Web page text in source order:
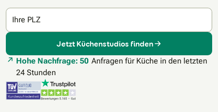
Ihre PLZ
Jetzt Küchenstudios finden
Hohe Nachfrage: 50 Anfragen für Küche in den letzten
24 Stunden